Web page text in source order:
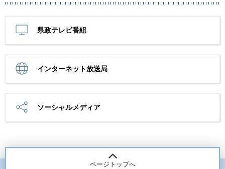
県政テレビ番組
インターネット放送局
ソーシャルメディア
ページトップへ